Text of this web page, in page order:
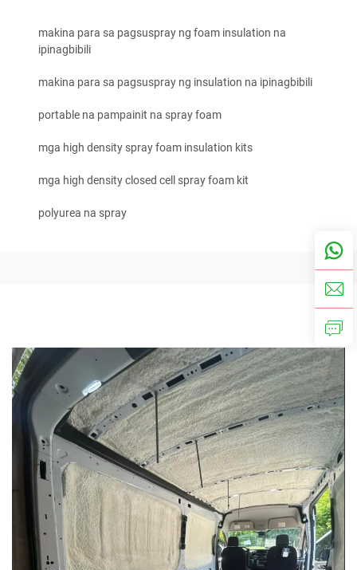
makina para sa pagsuspray ng foam insulation na
ipinagbibili
makina para sa pagsuspray ng insulation na ipinagbibili
portable na pampainit na spray foam
mga high density spray foam insulation kits
mga high density closed cell spray foam kit
polyurea na spray